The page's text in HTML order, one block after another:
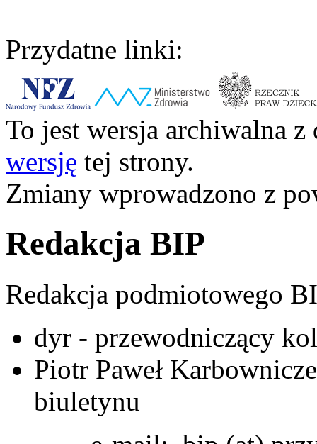
Przydatne linki:
To jest wersja archiwalna
wersję tej strony.
Zmiany wprowadzono z
Redakcja BIP
Redakcja podmiotowego
dyr - przewodniczący
Piotr Paweł
biuletynu